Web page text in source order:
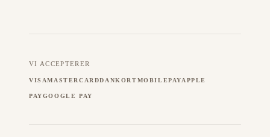
VI ACCEPTERER
VISAMASTERCARDDANKORTMOBILEPAYAPPLE
PAYGOOGLE PAY